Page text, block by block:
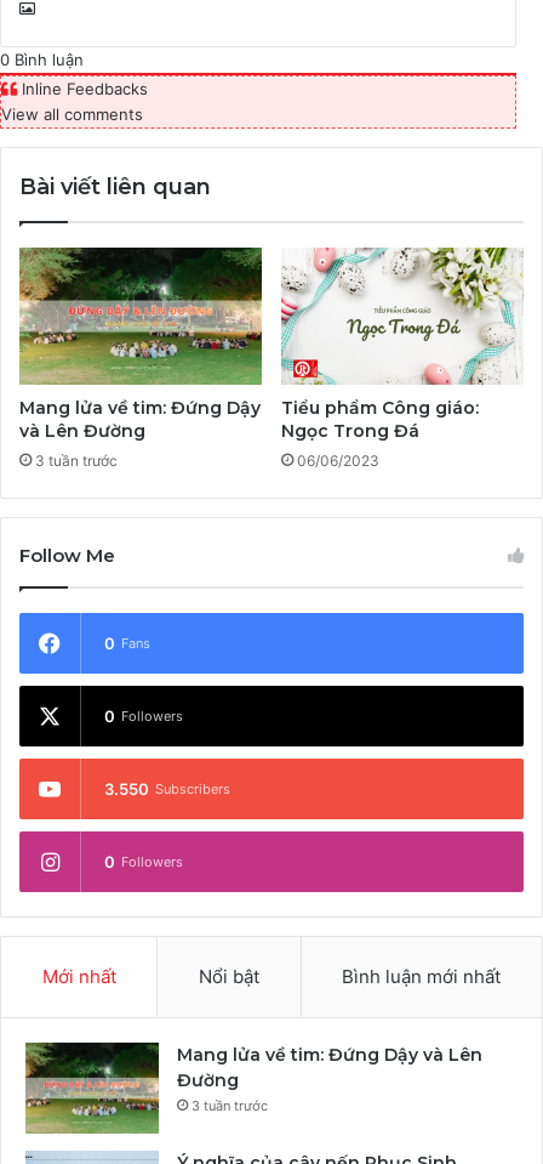
0 Bình luận
Inline Feedbacks
View all comments
Bài viết liên quan
Mang lửa về tim: Đứng Dậy
và Lên Đường
3 tuần trước
Tiểu phẩm Công giáo:
Ngọc Trong Đá
06/06/2023
Follow Me
0 Fans
0 Followers
3.550 Subscribers
0 Followers
Mới nhất Nổi bật Bình luận mới nhất
Mang lửa về tim: Đứng Dậy và Lên
Đường
3 tuần trước